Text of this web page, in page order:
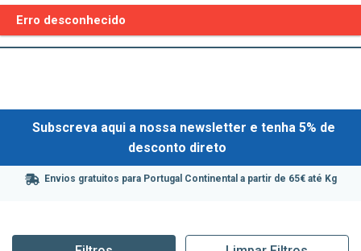
Subscreva aqui a nossa newsletter e tenha 5% de
desconto direto
Envios gratuitos para Portugal Continental a partir de 65€ até Kg
Erro desconhecido